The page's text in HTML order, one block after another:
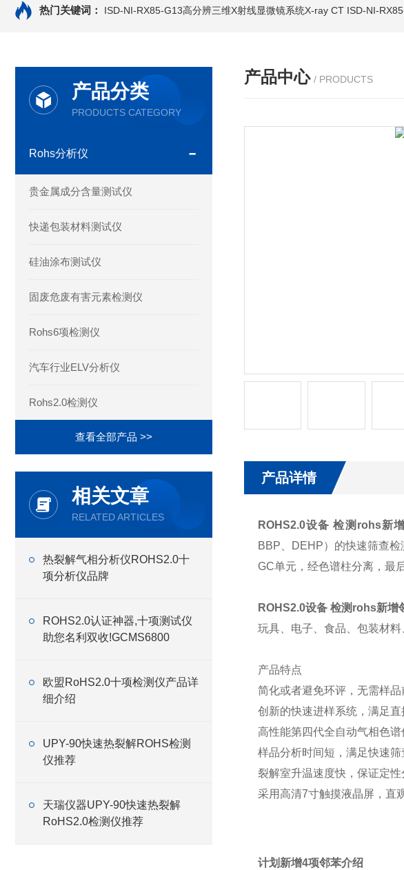
热门关键词： ISD-NI-RX85-G13高分辨三维X射线显微镜系统X-ray CT ISD-NI-
产品分类
PRODUCTS CATEGORY
Rohs分析仪
贵金属成分含量测试仪
快递包装材料测试仪
硅油涂布测试仪
固废危废有害元素检测仪
Rohs6项检测仪
汽车行业ELV分析仪
Rohs2.0检测仪
查看全部产品 >>
相关文章
RELATED ARTICLES
热裂解气相分析仪ROHS2.0十
项分析仪品牌
ROHS2.0认证神器,十项测试仪
助您名利双收!GCMS6800
欧盟RoHS2.0十项检测仪产品详
细介绍
UPY-90快速热裂解ROHS检测
仪推荐
天瑞仪器UPY-90快速热裂解
RoHS2.0检测仪推荐
产品中心 / PRODUCTS
产品详情
ROHS2.0设备 检测rohs新
BBP、DEHP）的快速筛查
GC单元，经色谱柱分离，最
ROHS2.0设备 检测rohs新增
玩具、电子、食品、包装材
产品特点
简化或者避免环评，无需样
创新的快速进样系统，满足
高性能第四代全自动气相色
样品分析时间短，满足快速筛
裂解室升温速度快，保证定
采用高清7寸触摸液晶屏，直
计划新增4项邻苯介绍